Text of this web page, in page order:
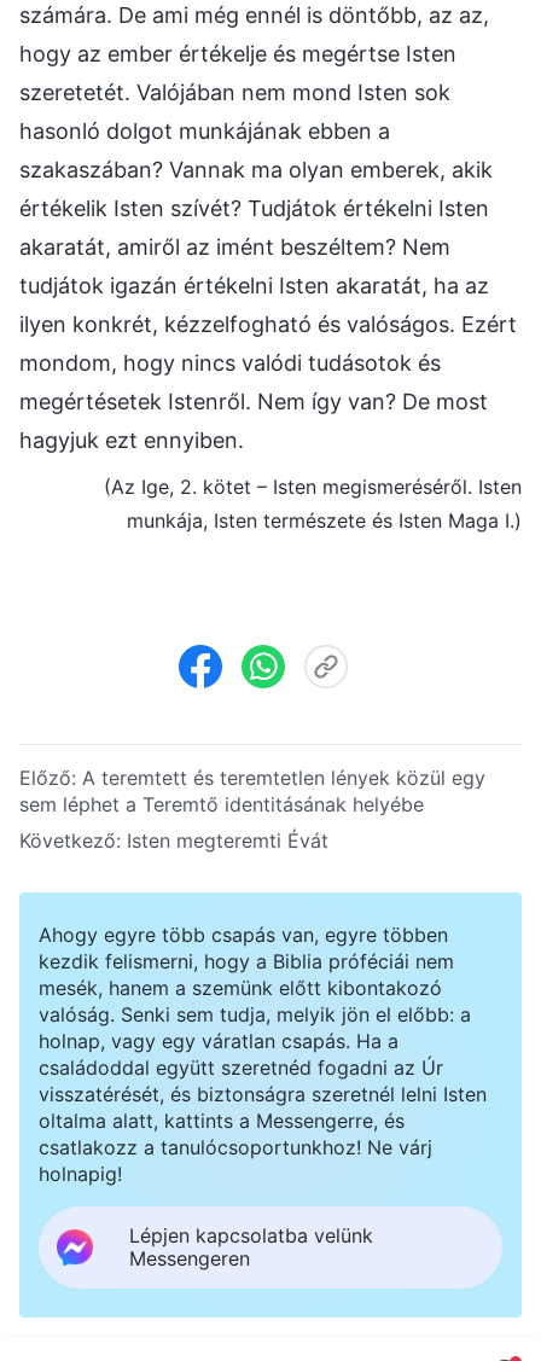
számára. De ami még ennél is döntőbb, az az,
hogy az ember értékelje és megértse Isten
szeretetét. Valójában nem mond Isten sok
hasonló dolgot munkájának ebben a
szakaszában? Vannak ma olyan emberek, akik
értékelik Isten szívét? Tudjátok értékelni Isten
akaratát, amiről az imént beszéltem? Nem
tudjátok igazán értékelni Isten akaratát, ha az
ilyen konkrét, kézzelfogható és valóságos. Ezért
mondom, hogy nincs valódi tudásotok és
megértésetek Istenről. Nem így van? De most
hagyjuk ezt ennyiben.
(Az Ige, 2. kötet – Isten megismeréséről. Isten
munkája, Isten természete és Isten Maga I.)
Előző: A teremtett és teremtetlen lények közül egy
sem léphet a Teremtő identitásának helyébe
Következő: Isten megteremti Évát
Ahogy egyre több csapás van, egyre többen
kezdik felismerni, hogy a Biblia próféciái nem
mesék, hanem a szemünk előtt kibontakozó
valóság. Senki sem tudja, melyik jön el előbb: a
holnap, vagy egy váratlan csapás. Ha a
családoddal együtt szeretnéd fogadni az Úr
visszatérését, és biztonságra szeretnél lelni Isten
oltalma alatt, kattints a Messengerre, és
csatlakozz a tanulócsoportunkhoz! Ne várj
holnapig!
Lépjen kapcsolatba velünk
Messengeren